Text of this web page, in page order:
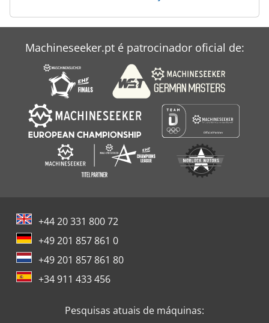
Machineseeker.pt é patrocinador oficial de:
+44 20 331 800 72
+49 201 857 861 0
+49 201 857 861 80
+34 911 433 456
Pesquisas atuais de máquinas: